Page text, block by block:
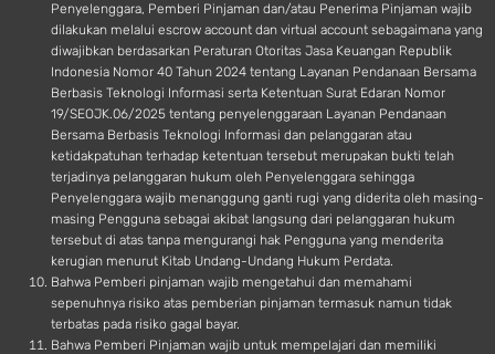
Penyelenggara, Pemberi Pinjaman dan/atau Penerima Pinjaman wajib
dilakukan melalui escrow account dan virtual account sebagaimana yang
diwajibkan berdasarkan Peraturan Otoritas Jasa Keuangan Republik
Indonesia Nomor 40 Tahun 2024 tentang Layanan Pendanaan Bersama
Berbasis Teknologi Informasi serta Ketentuan Surat Edaran Nomor
19/SEOJK.06/2025 tentang penyelenggaraan Layanan Pendanaan
Bersama Berbasis Teknologi Informasi dan pelanggaran atau
ketidakpatuhan terhadap ketentuan tersebut merupakan bukti telah
terjadinya pelanggaran hukum oleh Penyelenggara sehingga
Penyelenggara wajib menanggung ganti rugi yang diderita oleh masing-
masing Pengguna sebagai akibat langsung dari pelanggaran hukum
tersebut di atas tanpa mengurangi hak Pengguna yang menderita
kerugian menurut Kitab Undang-Undang Hukum Perdata.
Bahwa Pemberi pinjaman wajib mengetahui dan memahami
sepenuhnya risiko atas pemberian pinjaman termasuk namun tidak
terbatas pada risiko gagal bayar.
Bahwa Pemberi Pinjaman wajib untuk mempelajari dan memiliki